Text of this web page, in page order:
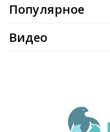
Популярное
Видео